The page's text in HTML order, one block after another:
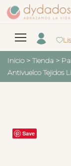
Inicio > Tienda >
Antivuelco Tejidos
Save